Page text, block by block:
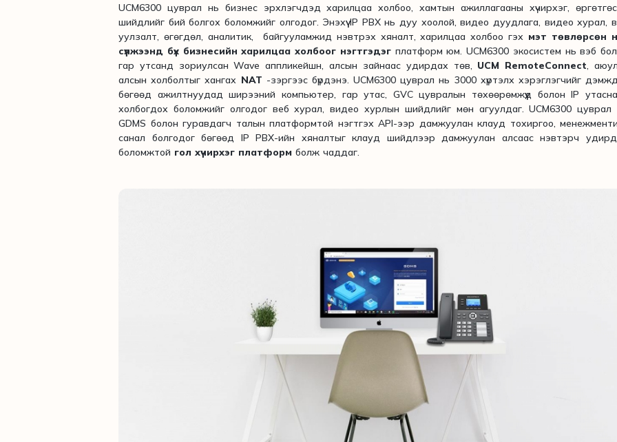
UCM6300 цуврал нь бизнес эрхлэгчдэд харилцаа холбоо, хамтын ажиллагааны хүчирхэг,
шийдлийг бий болгох боломжийг олгодог. Энэхүү IP PBX нь дуу хоолой, видео дуудлага, видео хурал,
уулзалт, өгөгдөл, аналитик, байгууламжид нэвтрэх хяналт, харилцаа холбоо гэх мэт төвлөрсөн
сүлжээнд бүх бизнесийн харилцаа холбоог нэгтгэдэгплатформ юм. UCM6300 экосистем нь вэб
гар утсанд зориулсан Wave аппликейшн, алсын зайнаас удирдах төв, UCM RemoteConnect,
алсын холболтыг хангах NAT -зэргээс бүрдэнэ. UCM6300 цуврал нь 3000 хүртэлх хэрэглэгчийг
бөгөөд ажилтнуудад ширээний компьютер, гар утас, GVC цувралын төхөөрөмжүүд болон IP
холбогдох боломжийг олгодог веб хурал, видео хурлын шийдлийг мөн агуулдаг. UCM6300 цуврал
GDMS болон гуравдагч талын платформтой нэгтгэх API-ээр дамжуулан клауд тохиргоо,
санал болгодог бөгөөд IP PBX-ийн хяналтыг клауд шийдлээр дамжуулан алсаас нэвтэрч
боломжтой гол хүчирхэг платформ болж чаддаг.